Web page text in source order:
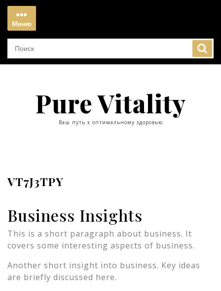
Перейти
содержимому
Меню
Меню
Pure Vitality
Ваш путь к оптимальному здоровью
VT7J3TPY
Business Insights
This is a short paragraph about business. It
covers some interesting aspects of business.
Another short insight into business. Key ideas
are briefly discussed here.